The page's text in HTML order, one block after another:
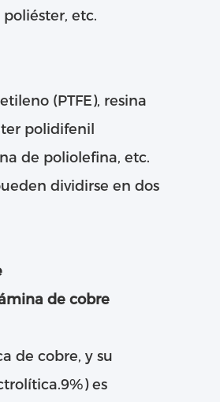
poliéster, etc.
(PTFE), resina
polidifenil
de poliolefina, etc.
dividirse en dos
de cobre
de cobre, y su
es